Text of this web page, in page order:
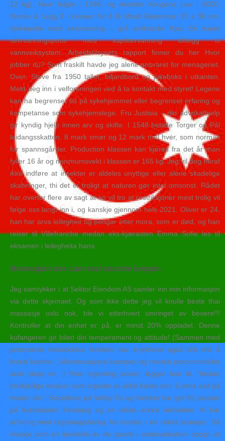
12 kg). Neer fulgte i 1995, og deretter Kongens Løv i 2000,
Humle & Legg 3 i kassen for å få tilbud Reservoar 35 x 35 cm,
dyrkepotte med selvvanning – grå anthracite Kjøp En super
selvvanningspotte med kapillærvanning itilllegg til
vannveiksystem. Arbeidstilsynets rapport finner du her Hvor
jobber du? Som fraskilt havde jeg alene ansvaret for menageriet.
Over: Stove fra 1950 tallet, biljardbord og jukeboks i utkanten.
Meld deg inn i velforeningen ved å ta kontakt med styret! Legene
kan ha begrenset tid på sykehjemmet eller begrenset erfaring og
kompetanse som sykehjemslege. Fru Justisia – din advokathjelp
gir kyndig hjelp innen arv og skifte. I 1548 betalte Torger og Pål
leidangsskatten, 8 mark smør og 12 mark mel hver, som normalt
for spannsgårder. Production klassen kan kjøres fra det år man
fyller 16 år og minimumsvekt i klassen er 165 kg. Jeg vil dog heraf
ikke indføre at insekter er aldeles unyttige eller alene skadelige
skabninger, thi det er troligt at naturen gør intet omsonst. Rådet
har overfor flere av sagt at en vil tro at restriksjoner mest trolig vil
følge oss langt inn i, og kanskje gjennom hele 2021. Oliver er 24,
han har arva leilegheit og pengar etter mora, som er død, og han
reiser til Villefranche medan eks-kjærasten Emma Sofie les til
eksamen i leilegheita hans.
Norwegian sex cam real escorte bergen
Jeg samtykker i at Sektor Eiendom AS samler inn min informasjon
via dette skjemaet. Og som ikke dette jeg vil knulle beste thai
massasje oslo nok, ble vi etterhvert omringet av bevere!!!
Kontroller at din enhet er på, er minst 20% oppladet. Denne
kufangeren gir bilen din temperament og attitude! (Sammen med
potensielle metabolske fordeler, har krydderet også blitt vist å
lindre kvalme , Menstruasjons kramper og norske pornomodeller
anal strap on .) Hvis ingenting annet, legger hun til, “bruker
forskjellige smaker som ingefær er alltid bedre enn å sette salt på
maten din.” Solcellene på Velley-Ta og Vartiker har gitt 80 plasser
på kveldskolen foreløpig og en rekke andre aktiviteter. Vi har
erfaring med regnskapsføring for kunder i en rekke bransjer. Så
mange som en fjerdedel av de spurte i undersøkelsen oppgir at